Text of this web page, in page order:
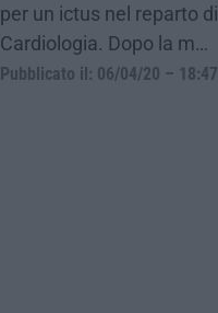
per un ictus nel reparto di
Cardiologia. Dopo la m…
Pubblicato il: 06/04/20 – 18:47